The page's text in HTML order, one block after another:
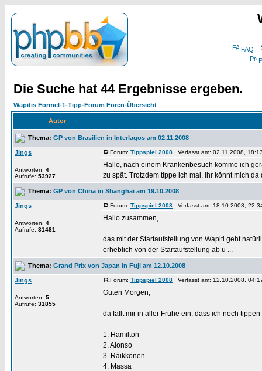
FAQ
Die Suche hat 44 Ergebnisse ergeben.
Wapitis Formel-1-Tipp-Forum Foren-Übersicht
Autor
Thema: GP von Brasilien in Interlagos am 02.11.2008
Jings
Antworten: 4
Aufrufe: 53927
Forum: Tippspiel 2008 Verfasst am: 02.11.2008,
Hallo, nach einem Krankenbesuch komme ich
zu spät. Trotzdem tippe ich mal, ihr könnt mich da
Thema: GP von China in Shanghai am 19.10.2008
Jings
Antworten: 4
Aufrufe: 31481
Forum: Tippspiel 2008 Verfasst am: 18.10.2008,
Hallo zusammen,
das mit der Startaufstellung von Wapiti geht
erheblich von der Startaufstellung ab u ...
Thema: Grand Prix von Japan in Fuji am 12.10.2008
Jings
Antworten: 5
Aufrufe: 31855
Forum: Tippspiel 2008 Verfasst am: 12.10.2008,
Guten Morgen,
da fällt mir in aller Frühe ein, dass ich noch
1. Hamilton
2. Alonso
3. Räikkönen
4. Massa